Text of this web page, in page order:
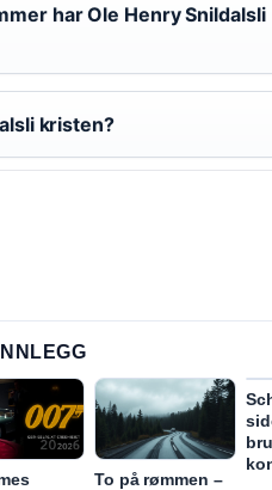
har Ole Henry Snildalsli
kristen?
To på rømmen –